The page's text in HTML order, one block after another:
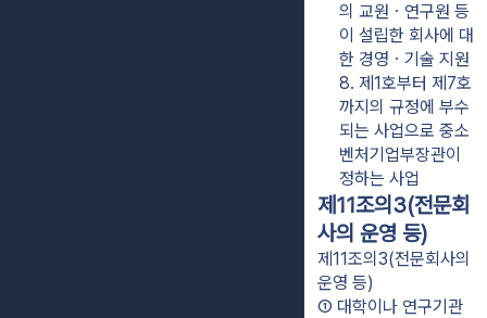
의 교원ㆍ연구원 등
이 설립한 회사에 대
한 경영ㆍ기술 지원
8. 제1호부터 제7호
까지의 규정에 부수
되는 사업으로 중소
벤처기업부장관이
정하는 사업
제11조의3(전문회
사의 운영 등)
제11조의3(전문회사의
운영 등)
① 대학이나 연구기관